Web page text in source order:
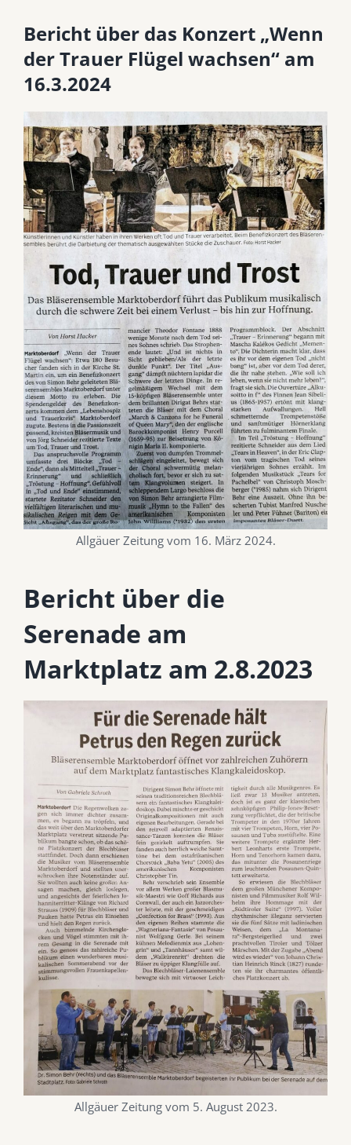
Bericht über das Konzert „Wenn
der Trauer Flügel wachsen“ am
16.3.2024
Allgäuer Zeitung vom 16. März 2024.
Bericht über die
Serenade am
Marktplatz am 2.8.2023
Allgäuer Zeitung vom 5. August 2023.